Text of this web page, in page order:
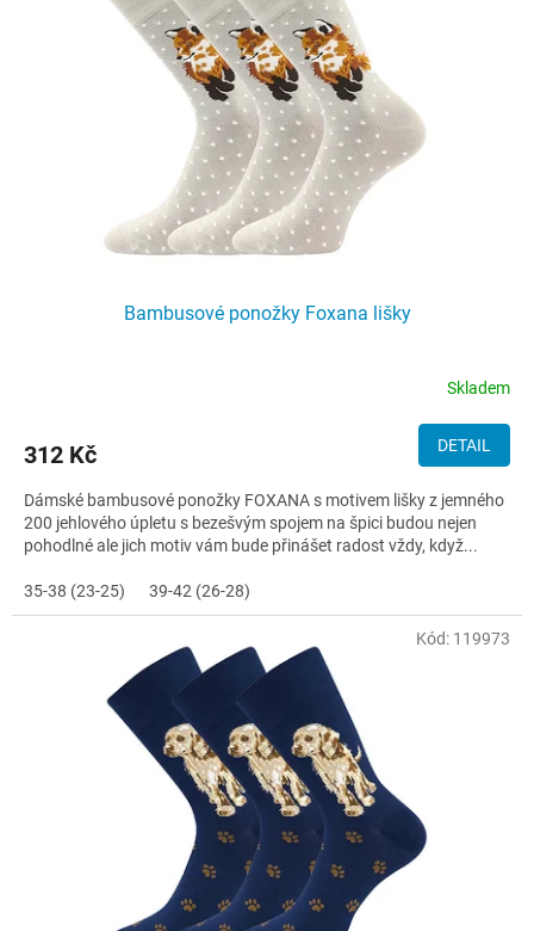
Bambusové ponožky Foxana lišky
Skladem
312 Kč DETAIL
Dámské bambusové ponožky FOXANA s motivem lišky z jemného
200 jehlového úpletu s bezešvým spojem na špici budou nejen
pohodlné ale jich motiv vám bude přinášet radost vždy, když...
35-38 (23-25) 39-42 (26-28)
Kód: 119973